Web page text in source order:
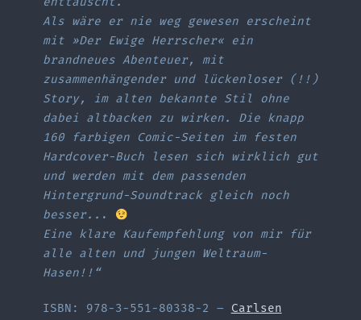
Als wäre er nie weg gewesen erscheint
mit »Der Ewige Herrscher« ein
brandneues Abenteuer, mit
zusammenhängender und lückenloser (!!)
Story, im alten bekannte Stil ohne
dabei altbacken zu wirken. Die knapp
160 farbigen Comic-Seiten im festen
Hardcover-Buch lesen sich wirklich gut
und werden mit dem passenden
Hintergrund-Soundtrack gleich noch
besser.. .
Eine klare Kaufempfehlung von mir für
alle alten und jungen Weltraum-
Hasen!!“
ISBN: 978-3-551-80338-2 – Carlsen